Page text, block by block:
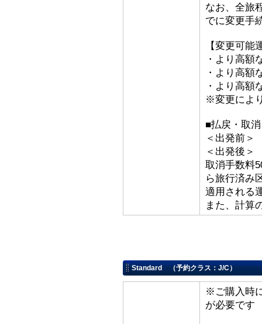
なお、全旅
でに変更手
【変更可能
・より高額
・より高額
・より高額
※変更によ
■払戻・取
＜出発前＞
＜出発後
取消手数料
ら旅行済み
適用される
また、計算
Standard （予約クラス：J/C）
※ご購入時
が必要です